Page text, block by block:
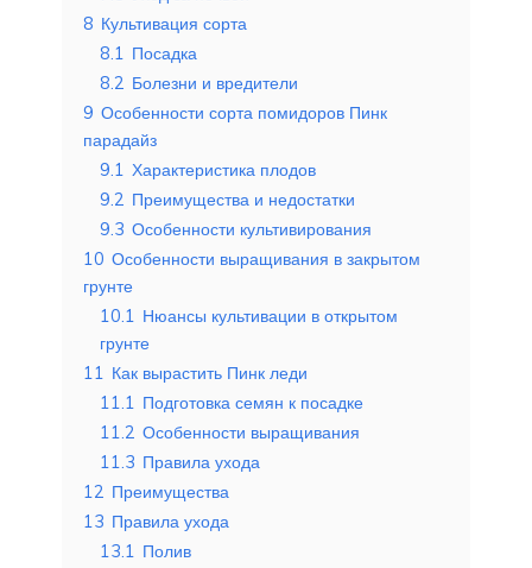
8 Культивация сорта
8.1 Посадка
8.2 Болезни и вредители
9 Особенности сорта помидоров Пинк
парадайз
9.1 Характеристика плодов
9.2 Преимущества и недостатки
9.3 Особенности культивирования
10 Особенности выращивания в закрытом
грунте
10.1 Нюансы культивации в открытом
грунте
11 Как вырастить Пинк леди
11.1 Подготовка семян к посадке
11.2 Особенности выращивания
11.3 Правила ухода
12 Преимущества
13 Правила ухода
13.1 Полив